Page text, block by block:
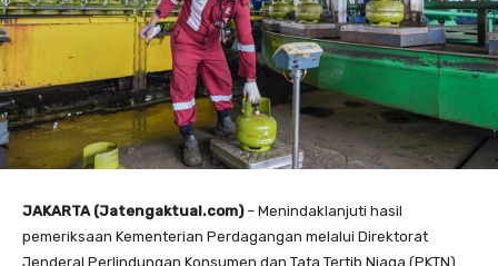
JAKARTA (Jatengaktual.com)– Menindaklanjuti hasil
pemeriksaan Kementerian Perdagangan melalui Direktorat
Jenderal Perlindungan Konsumen dan Tata Tertib Niaga (PKTN)